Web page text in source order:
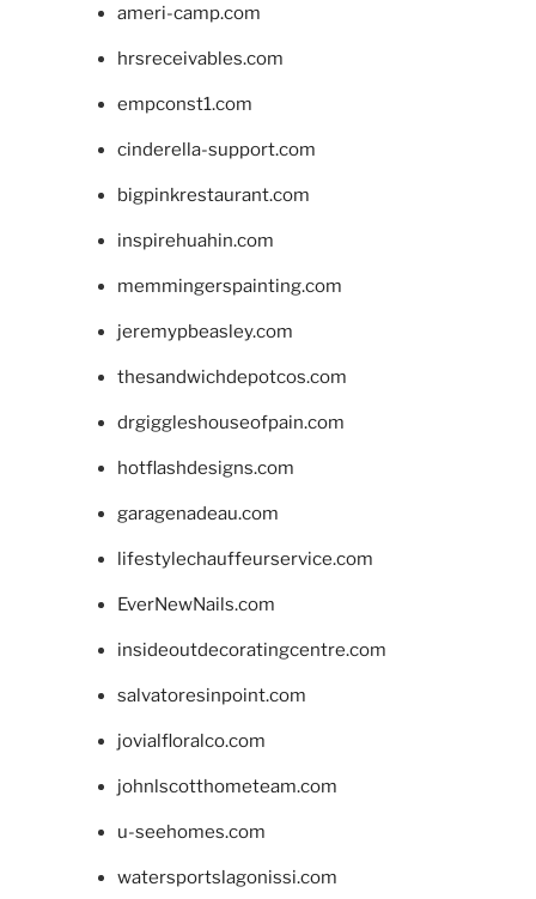
ameri-camp.com
hrsreceivables.com
empconst1.com
cinderella-support.com
bigpinkrestaurant.com
inspirehuahin.com
memmingerspainting.com
jeremypbeasley.com
thesandwichdepotcos.com
drgiggleshouseofpain.com
hotflashdesigns.com
garagenadeau.com
lifestylechauffeurservice.com
EverNewNails.com
insideoutdecoratingcentre.com
salvatoresinpoint.com
jovialfloralco.com
johnlscotthometeam.com
u-seehomes.com
watersportslagonissi.com